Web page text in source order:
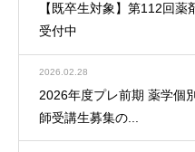
【既卒生対象】第112回
受付中
2026.02.28
2026年度プレ前期 薬学個
師受講生募集の...